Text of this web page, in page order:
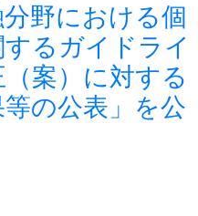
野における個
るガイドライ
案）に対する
の公表」を公